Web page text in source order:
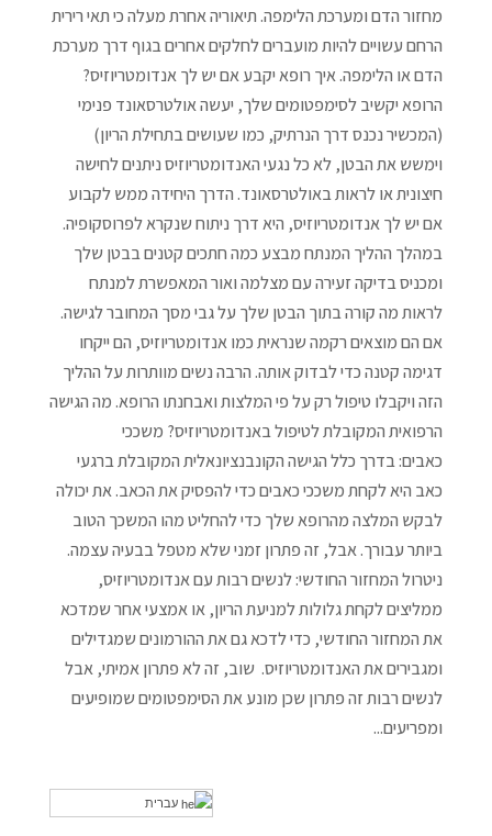
מחזור הדם ומערכת הלימפה. תיאוריה אחרת מעלה כי תאי רירית
הרחם עשויים להיות מועברים לחלקים אחרים בגוף דרך מערכת
הדם או הלימפה. איך רופא יקבע אם יש לך אנדומטריוזיס?
הרופא יקשיב לסימפטומים שלך, יעשה אולטרסאונד פנימי
(המכשיר נכנס דרך הנרתיק, כמו שעושים בתחילת הריון)
וימשש את הבטן, לא כל נגעי האנדומטריוזיס ניתנים לחישה
חיצונית או לראות באולטרסאונד. הדרך היחידה ממש לקבוע
אם יש לך אנדומטריוזיס, היא דרך ניתוח שנקרא לפרוסקופיה.
במהלך ההליך המנתח מבצע כמה חתכים קטנים בבטן שלך
ומכניס בדיקה זעירה עם מצלמה ואור המאפשרת למנתח
לראות מה קורה בתוך הבטן שלך על גבי מסך המחובר לגישה.
אם הם מוצאים רקמה שנראית כמו אנדומטריוזיס, הם ייקחו
דגימה קטנה כדי לבדוק אותה. הרבה נשים מוותרות על ההליך
הזה ויקבלו טיפול רק על פי המלצות ואבחנתו הרופא. מה הגישה
הרפואית המקובלת לטיפול באנדומטריוזיס? משככי
כאבים: בדרך כלל הגישה הקונבנציונאלית המקובלת ברגעי
כאב היא לקחת משככי כאבים כדי להפסיק את הכאב. את יכולה
לבקש המלצה מהרופא שלך כדי להחליט מהו המשכך הטוב
ביותר עבורך. אבל, זה פתרון זמני שלא מטפל בבעיה עצמה.
ניטרול המחזור החודשי: לנשים רבות עם אנדומטריוזיס,
ממליצים לקחת גלולות למניעת הריון, או אמצעי אחר שמדכא
את המחזור החודשי, כדי לדכא גם את ההורמונים שמגדילים
ומגבירים את האנדומטריוזיס. שוב, זה לא פתרון אמיתי, אבל
לנשים רבות זה פתרון שכן מונע את הסימפטומים שמופיעים
ומפריעים...
עברית